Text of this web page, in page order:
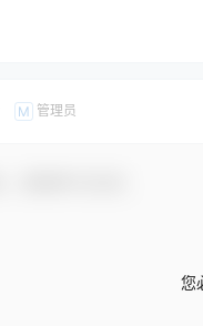
M 管理员
您